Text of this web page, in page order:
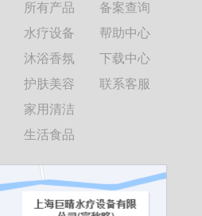
所有产品
水疗设备
沐浴香氛
护肤美容
家用清洁
生活食品
备案查询
帮助中心
下载中心
联系客服